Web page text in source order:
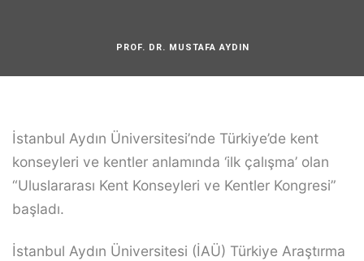
PROF. DR. MUSTAFA AYDIN
İstanbul Aydın Üniversitesi’nde Türkiye’de kent
konseyleri ve kentler anlamında ‘ilk çalışma’ olan
“Uluslararası Kent Konseyleri ve Kentler Kongresi”
başladı.
İstanbul Aydın Üniversitesi (İAÜ) Türkiye Araştırma